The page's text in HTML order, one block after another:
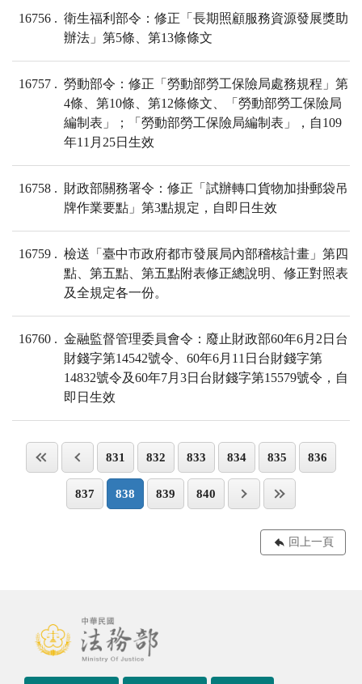
16756
衛生福利部令：修正「長期照顧服務資源發展獎助
辦法」第5條、第13條條文
16757
勞動部令：修正「勞動部勞工保險局處務規程」第
4條、第10條、第12條條文、「勞動部勞工保險局
編制表」；「勞動部勞工保險局編制表」，自109
年11月25日生效
16758
財政部關務署令：修正「試辦轉口貨物加掛郵袋吊
牌作業要點」第3點規定，自即日生效
16759
檢送「臺中市政府都市發展局內部稽核計畫」第四
點、第五點、第五點附表修正總說明、修正對照表
及全規定各一份。
16760
金融監督管理委員會令：廢止財政部60年6月2日台
財錢字第14542號令、60年6月11日台財錢字第
14832號令及60年7月3日台財錢字第15579號令，自
即日生效
831 832 833 834 835 836
837 838 839 840
回上一頁